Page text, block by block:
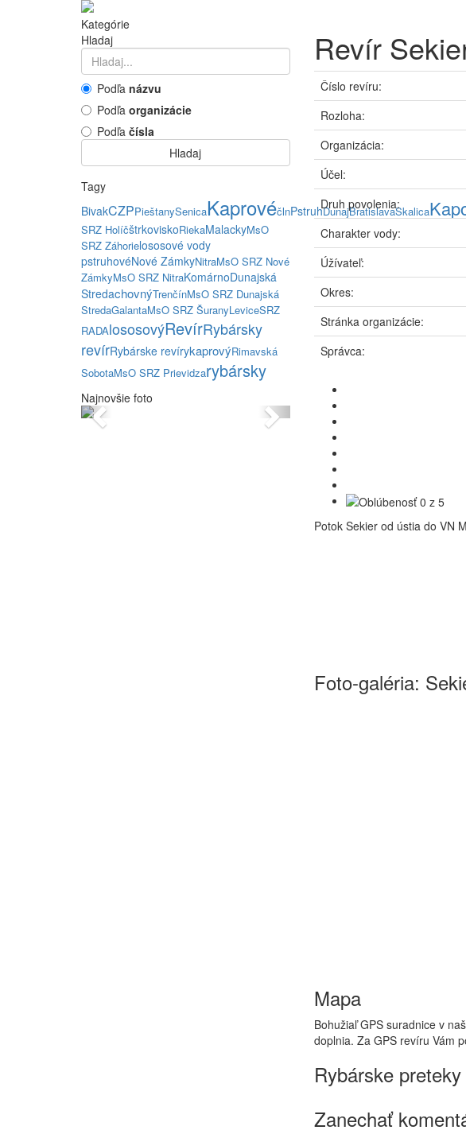
Kategórie
Hladaj
Podľa názvu
Podľa organizácie
Podľa čísla
Hladaj
Tagy
BivakCZPPieštanySenicaKaprovéčlnPstruhDunajBratislavaSkalica
SRZ HolíčštrkoviskoRiekaMalackyMsO
SRZ Záhorielososové vody
pstruhovéNové ZámkyNitraMsO SRZ Nové
ZámkyMsO SRZ NitraKomárnoDunajská
StredachovnýTrenčínMsO SRZ Dunajská
StredaGalantaMsO SRZ ŠuranyLeviceSRZ
RADAlososovýRevírRybársky
revírRybárske revírykaprovýRimavská
SobotaMsO SRZ Prievidzarybársky
Najnovšie foto
Previous Next
Revír
Číslo revíru:
Rozloha:
Organizácia:
Účel:
Druh povolenia:
Charakter vody:
Úžívateľ:
Okres:
Stránka organizácie:
Správca:
Potok Sekier od ústia do VN
Foto-galéria:
Mapa
Bohužiaľ GPS suradnice v
doplnia. Za GPS revíru Vám
Rybárske preteky
Zanechať